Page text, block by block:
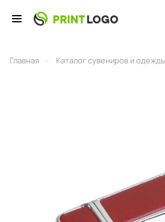
Главная Каталог сувениров и